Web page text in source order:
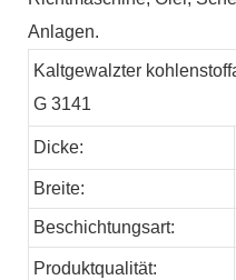
Anlagen.
Kaltgewalzter
G 3141
Dicke:
Breite:
Beschichtungsart:
Produktqualität: